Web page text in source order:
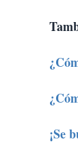
¡Se